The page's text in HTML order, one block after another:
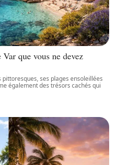
que vous ne devez
pittoresques, ses plages ensoleillées
également des trésors cachés qui